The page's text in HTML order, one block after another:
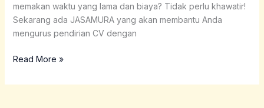
memakan waktu yang lama dan biaya? Tidak perlu khawatir!
Sekarang ada JASAMURA yang akan membantu Anda
mengurus pendirian CV dengan
Read More »